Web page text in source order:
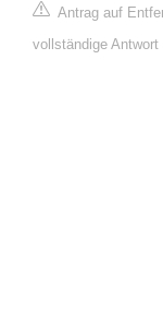
Antrag auf
vollständige